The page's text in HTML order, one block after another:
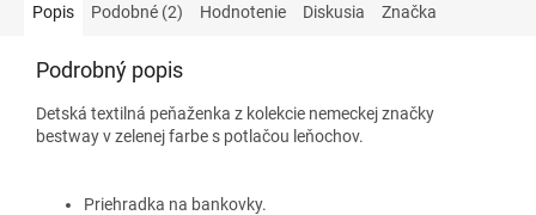
Popis Podobné (2) Hodnotenie Diskusia Značka
Podrobný popis
Detská textilná peňaženka z kolekcie nemeckej značky
bestwayv zelenej farbe s potlačou leňochov.
Priehradka na bankovky.